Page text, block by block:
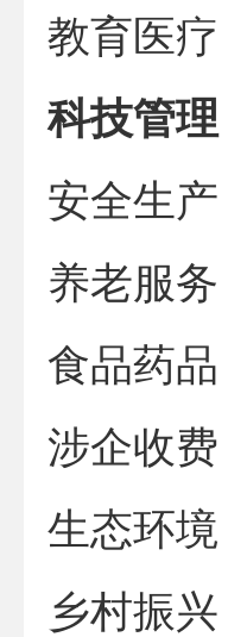
教育医疗
科技管理
安全生产
养老服务
食品药品
涉企收费
生态环境
乡村振兴